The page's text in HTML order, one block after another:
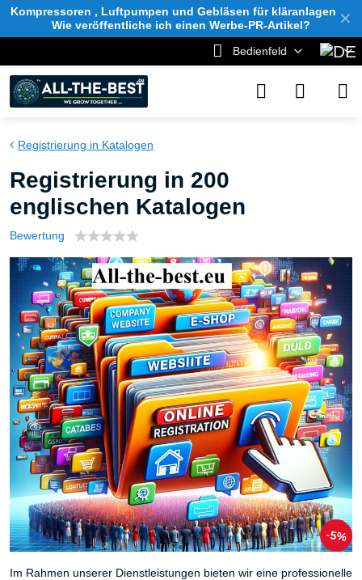
✕
Kompressoren , Luftpumpen und Gebläsen für kläranlagen
Wie veröffentliche ich einen Werbe-PR-Artikel?
Bedienfeld
5%
Registrierung in Katalogen
Registrierung in 200
englischen Katalogen
Bewertung
Im Rahmen unserer Dienstleistungen bieten wir eine professionelle